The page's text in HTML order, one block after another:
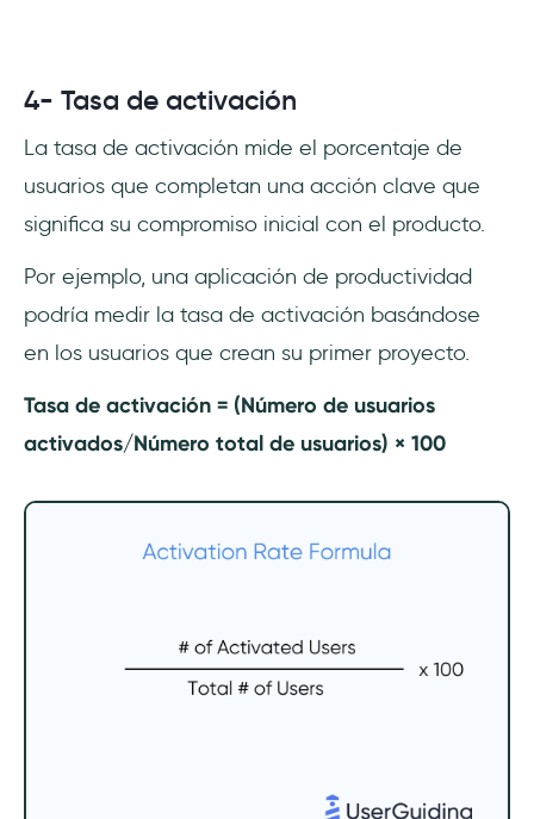
4- Tasa de activación
La tasa de activación mide el porcentaje de
usuarios que completan una acción clave que
significa su compromiso inicial con el producto.
Por ejemplo, una aplicación de productividad
podría medir la tasa de activación basándose
en los usuarios que crean su primer proyecto.
Tasa de activación = (Número de usuarios
activados/Número total de usuarios) × 100